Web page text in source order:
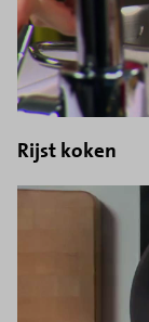
Rijst koken